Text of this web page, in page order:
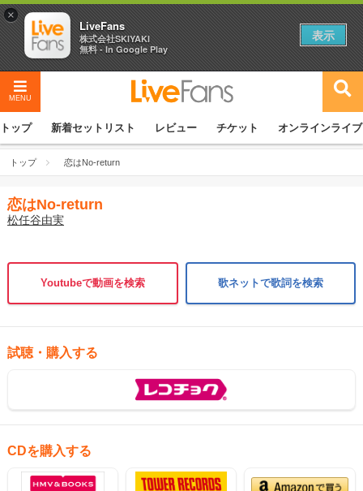
MENU
トップ 新着セットリスト レビュー チケット オンラインライブ
トップ 恋はNo-return
恋はNo-return
松任谷由実
Youtubeで動画を検索 歌ネットで歌詞を検索
試聴・購入する
CDを購入する
×
LiveFans
株式会社SKIYAKI
無料 - In Google Play
表示